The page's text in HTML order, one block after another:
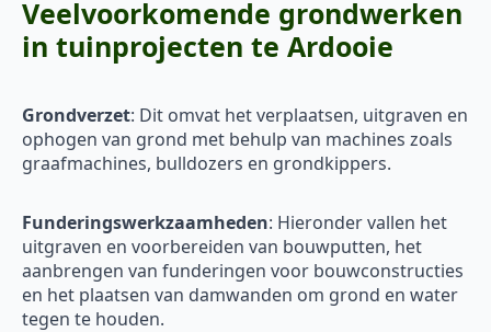
Veelvoorkomende grondwerken
in tuinprojecten te Ardooie
Grondverzet: Dit omvat het verplaatsen, uitgraven en
ophogen van grond met behulp van machines zoals
graafmachines, bulldozers en grondkippers.
Funderingswerkzaamheden: Hieronder vallen het
uitgraven en voorbereiden van bouwputten, het
aanbrengen van funderingen voor bouwconstructies
en het plaatsen van damwanden om grond en water
tegen te houden.